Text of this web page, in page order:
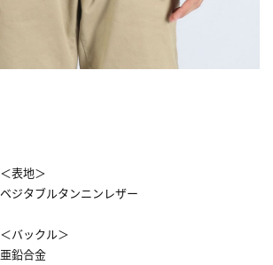
＜表地＞
ベジタブルタンニンレザー
＜バックル＞
亜鉛合金